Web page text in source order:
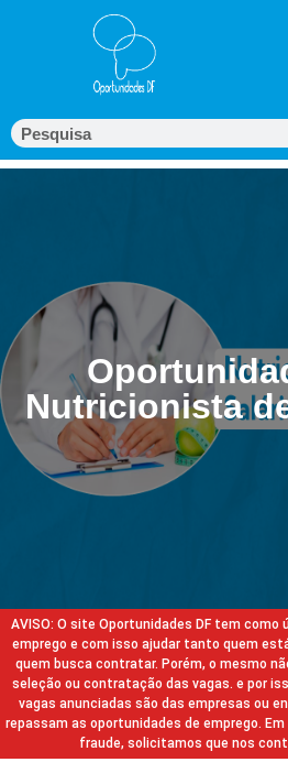
Nutricionista
AVISO: O site Oportunidades DF tem como
emprego e com isso ajudar tanto quem
quem busca contratar. Porém, o mesmo
seleção ou contratação das vagas. e por
vagas anunciadas são das empresas ou
repassam as oportunidades de emprego.
fraude, solicitamos que nos